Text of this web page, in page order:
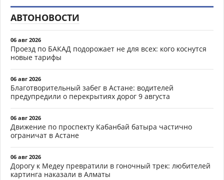
АВТОНОВОСТИ
06 авг 2026
Проезд по БАКАД подорожает не для всех: кого коснутся
новые тарифы
06 авг 2026
Благотворительный забег в Астане: водителей
предупредили о перекрытиях дорог 9 августа
06 авг 2026
Движение по проспекту Кабанбай батыра частично
ограничат в Астане
06 авг 2026
Дорогу к Медеу превратили в гоночный трек: любителей
картинга наказали в Алматы